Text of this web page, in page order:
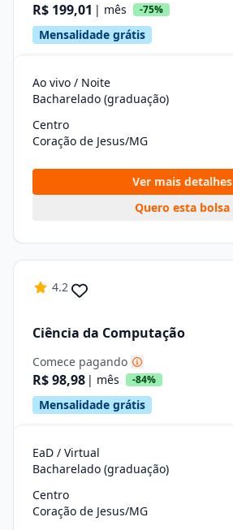
R$ 199,01 | mês -75%
Mensalidade grátis
Ao vivo / Noite
Bacharelado (graduação)
Centro
Coração de Jesus/MG
Ver mais detalhes
Quero esta bolsa
4.2
Ciência da Computação
Comece pagando
R$ 98,98 | mês -84%
Mensalidade grátis
EaD / Virtual
Bacharelado (graduação)
Centro
Coração de Jesus/MG